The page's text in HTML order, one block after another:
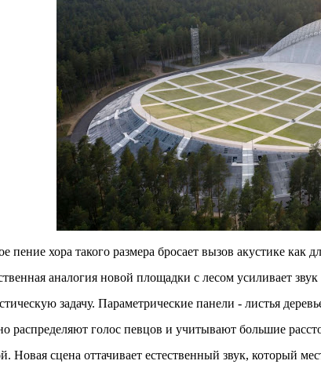
с принц...
пение хора такого размера бросает вызов акустике как
аналогия новой площадки с лесом усиливает
задачу. Параметрические панели - листья
распределяют голос певцов и учитывают большие
Новая сцена оттачивает естественный звук, который